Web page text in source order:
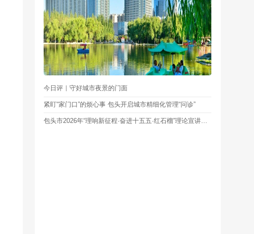
今日评｜守好城市夜景的门面
紧盯“家门口”的烦心事 包头开启城市精细化管理“问诊”